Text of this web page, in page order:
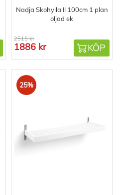
Nadja Skohylla II 100cm 1 plan
oljad ek
2515 kr
1886 kr KÖP
25%